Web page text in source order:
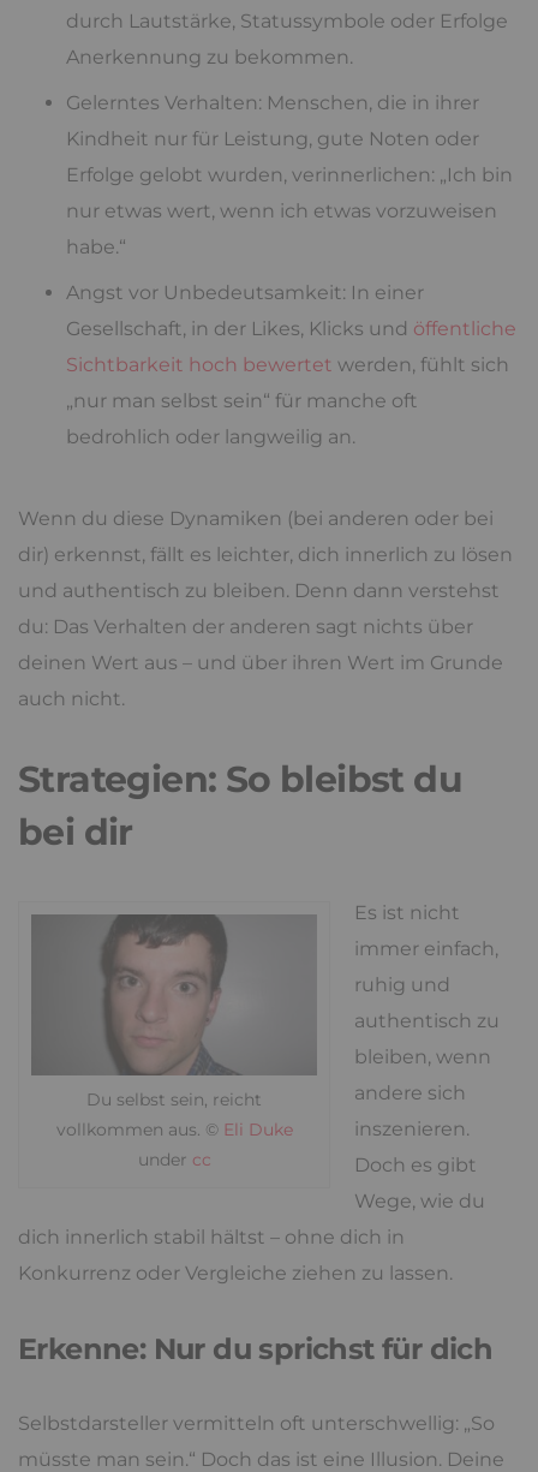
durch Lautstärke, Statussymbole oder Erfolge
Anerkennung zu bekommen.
Gelerntes Verhalten: Menschen, die in ihrer
Kindheit nur für Leistung, gute Noten oder
Erfolge gelobt wurden, verinnerlichen: „Ich bin
nur etwas wert, wenn ich etwas vorzuweisen
habe.“
Angst vor Unbedeutsamkeit: In einer
Gesellschaft, in der Likes, Klicks und öffentliche
Sichtbarkeit hoch bewertet werden, fühlt sich
„nur man selbst sein“ für manche oft
bedrohlich oder langweilig an.
Wenn du diese Dynamiken (bei anderen oder bei
dir) erkennst, fällt es leichter, dich innerlich zu lösen
und authentisch zu bleiben. Denn dann verstehst
du: Das Verhalten der anderen sagt nichts über
deinen Wert aus – und über ihren Wert im Grunde
auch nicht.
Strategien: So bleibst du
bei dir
Du selbst sein, reicht
vollkommen aus. © Eli Duke
under cc
Es ist nicht
immer einfach,
ruhig und
authentisch zu
bleiben, wenn
andere sich
inszenieren.
Doch es gibt
Wege, wie du
dich innerlich stabil hältst – ohne dich in
Konkurrenz oder Vergleiche ziehen zu lassen.
Erkenne: Nur du sprichst für dich
Selbstdarsteller vermitteln oft unterschwellig: „So
müsste man sein.“ Doch das ist eine Illusion. Deine